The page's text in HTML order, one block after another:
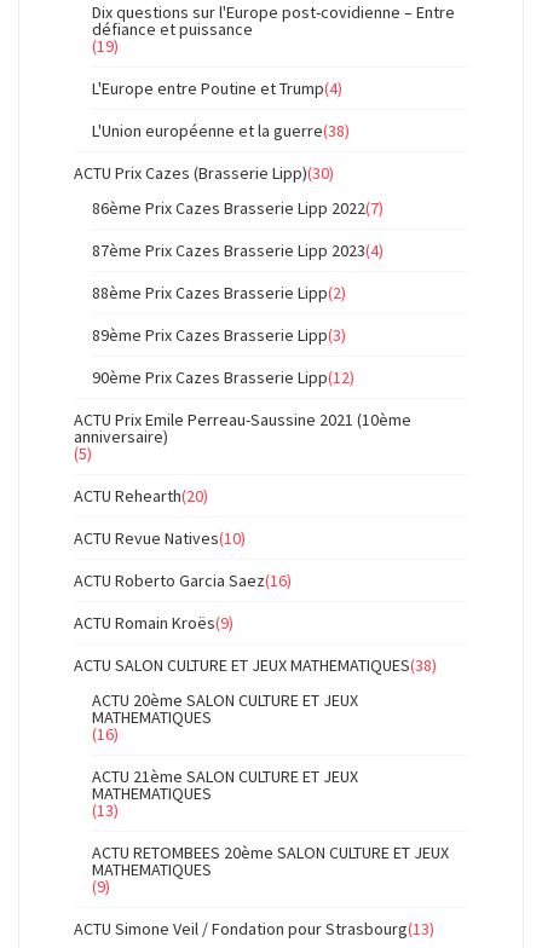
Dix questions sur l'Europe post-covidienne – Entre
défiance et puissance
(19)
L'Europe entre Poutine et Trump(4)
L'Union européenne et la guerre(38)
ACTU Prix Cazes (Brasserie Lipp)(30)
86ème Prix Cazes Brasserie Lipp 2022(7)
87ème Prix Cazes Brasserie Lipp 2023(4)
88ème Prix Cazes Brasserie Lipp(2)
89ème Prix Cazes Brasserie Lipp(3)
90ème Prix Cazes Brasserie Lipp(12)
ACTU Prix Emile Perreau-Saussine 2021 (10ème
anniversaire)
(5)
ACTU Rehearth(20)
ACTU Revue Natives(10)
ACTU Roberto Garcia Saez(16)
ACTU Romain Kroës(9)
ACTU SALON CULTURE ET JEUX MATHEMATIQUES(38)
ACTU 20ème SALON CULTURE ET JEUX
MATHEMATIQUES
(16)
ACTU 21ème SALON CULTURE ET JEUX
MATHEMATIQUES
(13)
ACTU RETOMBEES 20ème SALON CULTURE ET JEUX
MATHEMATIQUES
(9)
ACTU Simone Veil / Fondation pour Strasbourg(13)